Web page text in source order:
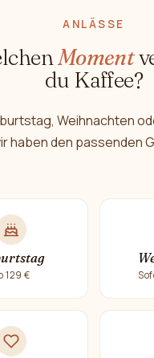
ANLÄSSE
Moment
du Kaffee?
Weihnachten
haben den passenden
129 €